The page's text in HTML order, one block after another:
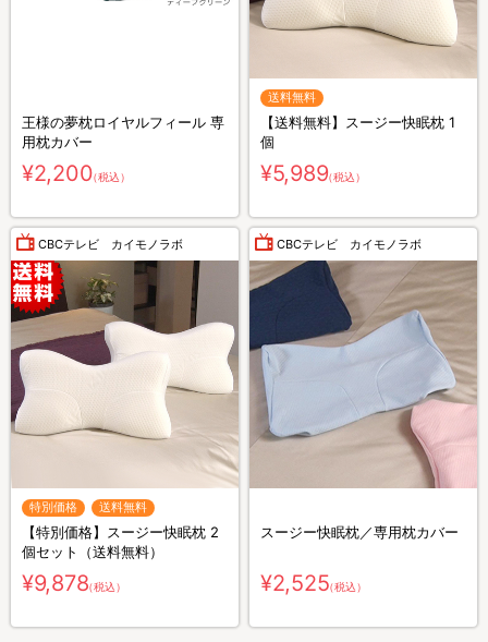
王様の夢枕ロイヤルフィール 専
用枕カバー
¥2,200（税込）
送料無料
【送料無料】スージー快眠枕 1
個
¥5,989（税込）
CBCテレビ カイモノラボ
特別価格 送料無料
【特別価格】スージー快眠枕 2
個セット（送料無料）
¥9,878（税込）
CBCテレビ カイモノラボ
スージー快眠枕／専用枕カバー
¥2,525（税込）